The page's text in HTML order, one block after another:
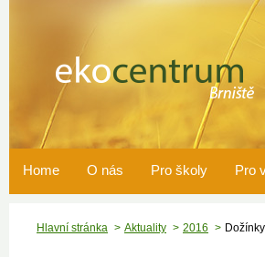
Home O nás Pro školy Pro
Hlavní stránka Aktuality 2016